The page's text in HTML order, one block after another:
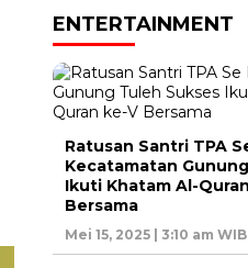
ENTERTAINMENT
Ratusan Santri TPA
Kecatamatan
Ikuti Khatam Al-
Bersama
Mei 15, 2025 | 3:10 am WIB